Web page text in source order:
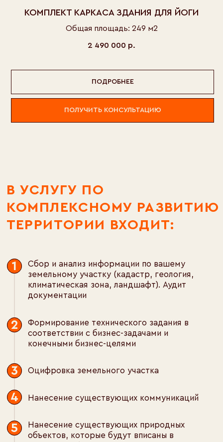
КОМПЛЕКТ КАРКАСА ЗДАНИЯ ДЛЯ ЙОГИ
Общая площадь: 249 м2
2 490 000 р.
ПОДРОБНЕЕ
ПОЛУЧИТЬ КОНСУЛЬТАЦИЮ